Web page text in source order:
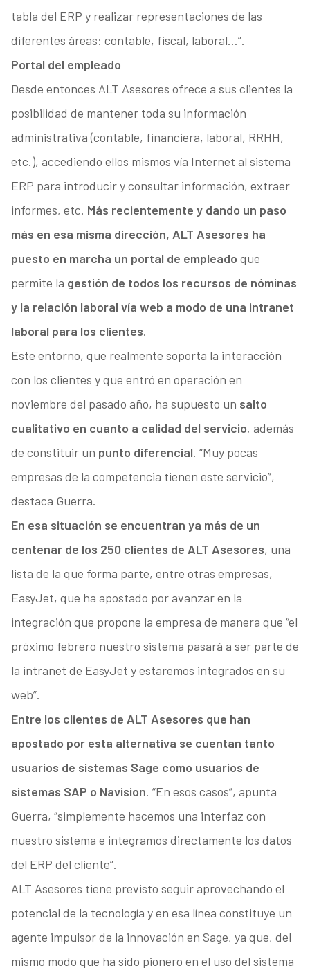
tabla del ERP y realizar representaciones de las
diferentes áreas: contable, fiscal, laboral…”.
Portal del empleado
Desde entonces ALT Asesores ofrece a sus clientes la
posibilidad de mantener toda su información
administrativa (contable, financiera, laboral, RRHH,
etc.), accediendo ellos mismos vía Internet al sistema
ERP para introducir y consultar información, extraer
informes, etc. Más recientemente y dando un paso
más en esa misma dirección, ALT Asesores ha
puesto en marcha un portal de empleado que
permite la gestión de todos los recursos de nóminas
y la relación laboral vía web a modo de una intranet
laboral para los clientes.
Este entorno, que realmente soporta la interacción
con los clientes y que entró en operación en
noviembre del pasado año, ha supuesto un salto
cualitativo en cuanto a calidad del servicio, además
de constituir un punto diferencial. “Muy pocas
empresas de la competencia tienen este servicio”,
destaca Guerra.
En esa situación se encuentran ya más de un
centenar de los 250 clientes de ALT Asesores, una
lista de la que forma parte, entre otras empresas,
EasyJet, que ha apostado por avanzar en la
integración que propone la empresa de manera que “el
próximo febrero nuestro sistema pasará a ser parte de
la intranet de EasyJet y estaremos integrados en su
web”.
Entre los clientes de ALT Asesores que han
apostado por esta alternativa se cuentan tanto
usuarios de sistemas Sage como usuarios de
sistemas SAP o Navision. “En esos casos”, apunta
Guerra, “simplemente hacemos una interfaz con
nuestro sistema e integramos directamente los datos
del ERP del cliente”.
ALT Asesores tiene previsto seguir aprovechando el
potencial de la tecnología y en esa línea constituye un
agente impulsor de la innovación en Sage, ya que, del
mismo modo que ha sido pionero en el uso del sistema